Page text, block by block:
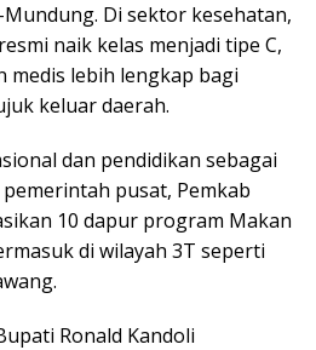
Di sektor kesehatan,
naik kelas menjadi tipe C,
medis lebih lengkap bagi
keluar daerah.
dan pendidikan sebagai
pusat, Pemkab
10 dapur program Makan
di wilayah 3T seperti
Ronald Kandoli